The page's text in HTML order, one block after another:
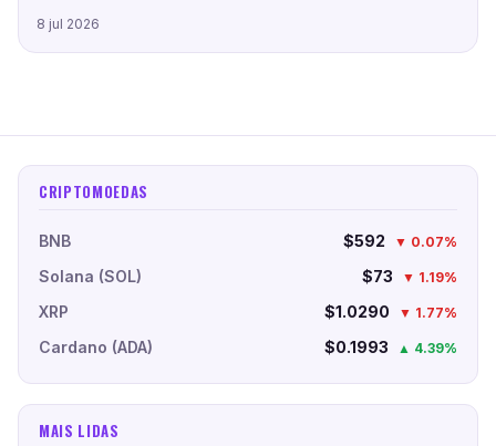
8 jul 2026
CRIPTOMOEDAS
BNB $592 ▼ 0.07%
Solana (SOL) $73 ▼ 1.19%
XRP $1.0290 ▼ 1.77%
Cardano (ADA) $0.1993 ▲ 4.39%
MAIS LIDAS